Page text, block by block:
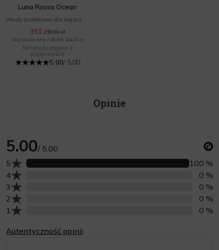
Luna Rossa Ocean
351 zł390 zł
Najniższa cena z 30 dni: 304,20 zł
50 ml (dostępne 2
pojemności)
5.00/ 5.00
Opinie
5.00/ 5.00
Liczba opinii z oceną
1 0 %
Liczba opinii z oceną
2 0 %
Liczba opinii z oceną
3 0 %
Liczba opinii z oceną
4 0 %
Liczba opinii z oceną
5 100 %
Autentyczność opinii